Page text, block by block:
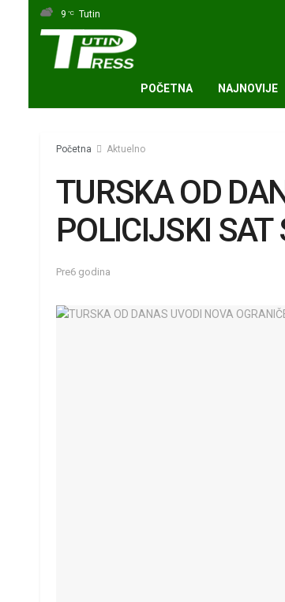
9 °C Tutin
POČETNA NAJNOVIJE
Početna Aktuelno
TURSKA OD
POLICIJSKI
Pre6 godina